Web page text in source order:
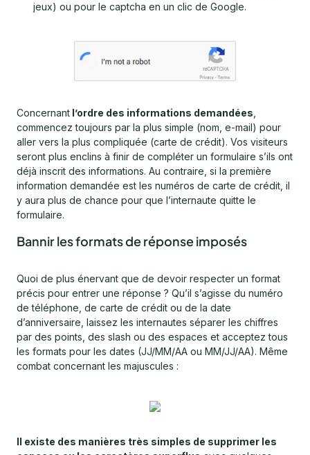
jeux) ou pour le captcha en un clic de Google.
Concernant l’ordre des informations demandées
commencez toujours par la plus simple (nom, e-mail) pour
aller vers la plus compliquée (carte de crédit). Vos visiteurs
seront plus enclins à finir de compléter un formulaire s’ils ont
déjà inscrit des informations. Au contraire, si la première
information demandée est les numéros de carte de crédit, il
y aura plus de chance pour que l’internaute quitte le
formulaire.
Bannir les formats de réponse imposés
Quoi de plus énervant que de devoir respecter un format
précis pour entrer une réponse ? Qu’il s’agisse du numéro
de téléphone, de carte de crédit ou de la date
d’anniversaire, laissez les internautes séparer les chiffres
par des points, des slash ou des espaces et acceptez tous
les formats pour les dates (JJ/MM/AA ou MM/JJ/AA). Même
combat concernant les majuscules :
Il existe des manières très simples de supprimer les